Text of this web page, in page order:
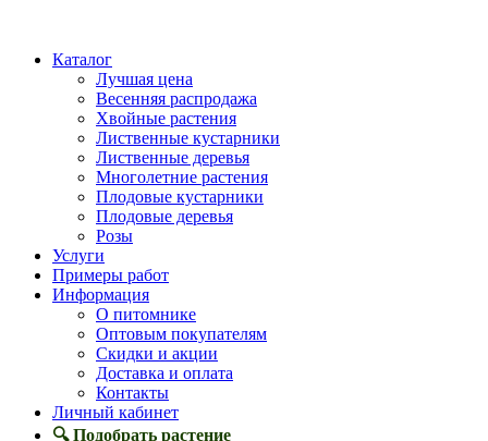
Каталог
Лучшая цена
Весенняя распродажа
Хвойные растения
Лиственные кустарники
Лиственные деревья
Многолетние растения
Плодовые кустарники
Плодовые деревья
Розы
Услуги
Примеры работ
Информация
О питомнике
Оптовым покупателям
Скидки и акции
Доставка и оплата
Контакты
Личный кабинет
🔍 Подобрать растение